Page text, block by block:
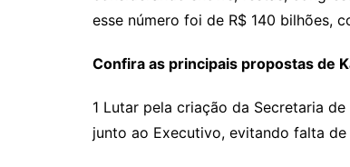
esse número foi de R$ 140 bilhões,
Confira as principais propostas de
1 Lutar pela criação da Secretaria
junto ao Executivo, evitando falta